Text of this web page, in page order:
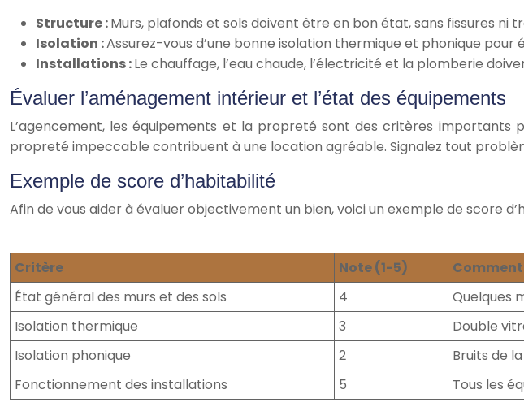
Structure :Murs, plafonds et sols doivent être en bon état, sans fissures ni
Isolation :Assurez-vous d’une bonne isolation thermique et phonique
Installations :Le chauffage, l’eau chaude, l’électricité et la plomberie
Évaluer l’aménagement intérieur et l’état des équipements
L’agencement, les équipements et la propreté sont des critères
propreté impeccable contribuent à une location agréable. Signalez tout
Exemple de score d’habitabilité
Afin de vous aider à évaluer objectivement un bien, voici un exemple de score
Critère Note (1-5)
État général des murs et des sols
4
Quelques
Isolation thermique
3
Double
Isolation phonique
2
Bruits de
Fonctionnement des installations
5 Tous les